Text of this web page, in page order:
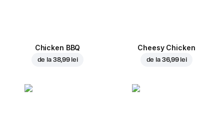
Chicken BBQ
de la 38,99 lei
Cheesy Chicken
de la 36,99 lei